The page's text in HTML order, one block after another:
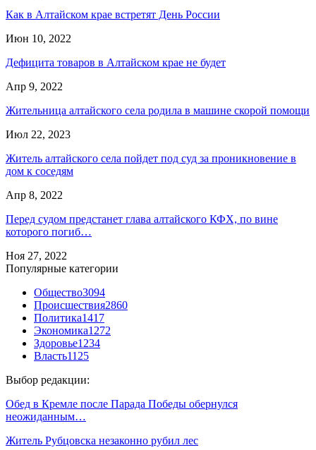
Как в Алтайском крае встретят День России
Июн 10, 2022
Дефицита товаров в Алтайском крае не будет
Апр 9, 2022
Жительница алтайского села родила в машине скорой помощи
Июл 22, 2023
Житель алтайского села пойдет под суд за проникновение в
дом к соседям
Апр 8, 2022
Перед судом предстанет глава алтайского КФХ, по вине
которого погиб…
Ноя 27, 2022
Популярные категории
Общество3094
Происшествия2860
Политика1417
Экономика1272
Здоровье1234
Власть1125
Выбор редакции:
Обед в Кремле после Парада Победы обернулся
неожиданным…
Житель Рубцовска незаконно рубил лес